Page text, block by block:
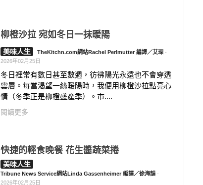
柳橙沙拉 宛如冬日一抹暖陽
美味人生 TheKitchn.com網站Rachel Perlmutter 編譯／艾琛 -
2026年02月25日
冬日裡常有數日甚至數週，彷彿陽光永遠也不會穿透
雲層。每當渴望一絲暖陽時，我便用柳橙沙拉點亮心
情（冬季正是柳橙盛產季）。市....
閱讀更多
快捷的輕食晚餐 花生醬蔬菜捲
美味人生
Tribune News Service網站Linda Gassenheimer 編譯／徐海韻 -
2026年02月25日